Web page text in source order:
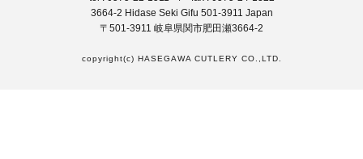
3664-2 Hidase Seki Gifu 501-3911 Japan
〒501-3911 岐阜県関市肥田瀬3664-2
copyright(c) HASEGAWA CUTLERY CO.,LTD.